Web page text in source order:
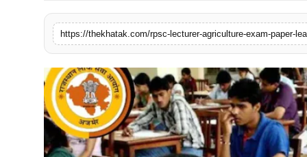
लाइफस्टाइल
अंतर्राष्ट्रीय